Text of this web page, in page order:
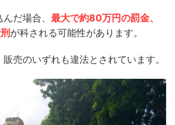
だ場合、 最大で約80万円の罰金、
が科される可能性があります。
売のいずれも違法とされています。